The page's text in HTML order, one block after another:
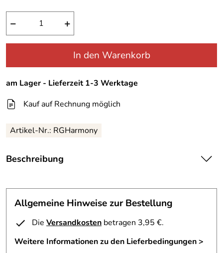
− +
In den Warenkorb
am Lager - Lieferzeit 1-3 Werktage
Kauf auf Rechnung möglich
Artikel-Nr.: RGHarmony
Beschreibung
Regatta Capri Hose Harmony für
Mädchen
flotte Capri Hose sowie es die jungen Girls von heute
Allgemeine Hinweise zur Bestellung
Die Versandkosten betragen 3,95 €.
Weitere Informationen zu den Lieferbedingungen >